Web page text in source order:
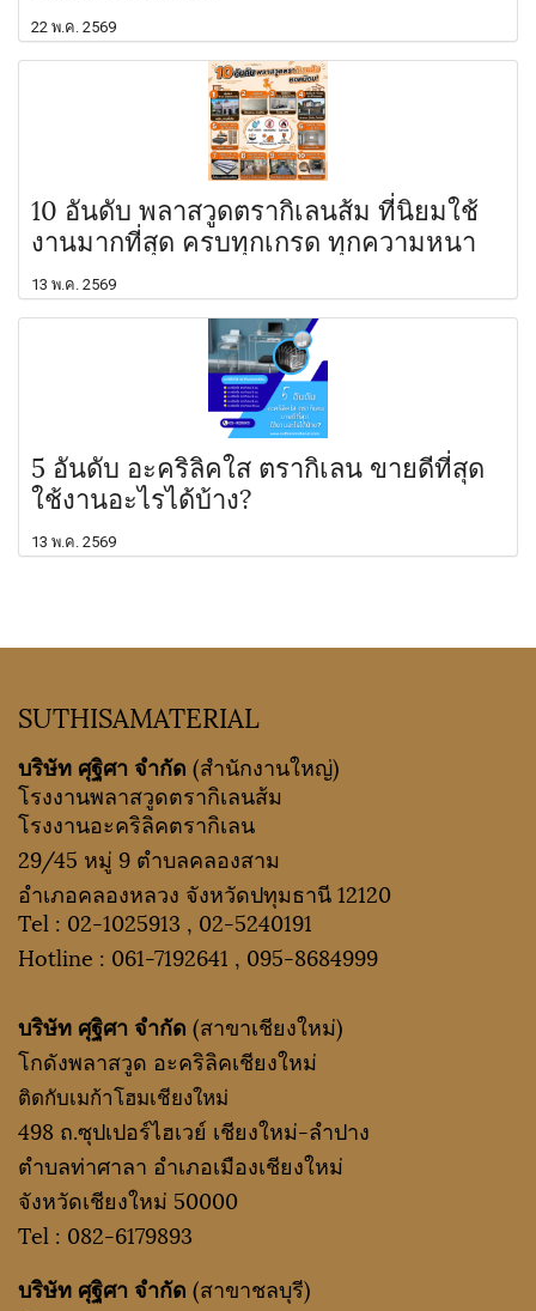
22 พ.ค. 2569
10 อันดับ พลาสวูดตรากิเลนส้ม ที่นิยมใช้
งานมากที่สุด ครบทุกเกรด ทุกความหนา
13 พ.ค. 2569
5 อันดับ อะคริลิคใส ตรากิเลน ขายดีที่สุด
ใช้งานอะไรได้บ้าง?
13 พ.ค. 2569
SUTHISAMATERIAL
บริษัท ศุฐิศา จำกัด (สำนักงานใหญ่)
โรงงานพลาสวูดตรากิเลนส้ม
โรงงานอะคริลิคตรากิเลน
29/45 หมู่ 9 ตำบลคลองสาม
อำเภอคลองหลวง จังหวัดปทุมธานี 12120
Tel : 02-1025913 , 02-5240191
Hotline : 061-7192641 , 095-8684999
บริษัท ศุฐิศา จำกัด (สาขาเชียงใหม่)
โกดังพลาสวูด อะคริลิคเชียงใหม่
ติดกับเมก้าโฮมเชียงใหม่
498 ถ.ซุปเปอร์ไฮเวย์ เชียงใหม่-ลำปาง
ตำบลท่าศาลา อำเภอเมืองเชียงใหม่
จังหวัดเชียงใหม่ 50000
Tel : 082-6179893
บริษัท ศุฐิศา จำกัด (สาขาชลบุรี)